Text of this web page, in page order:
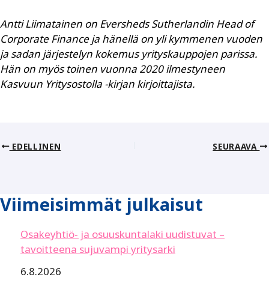
Antti Liimatainen on Eversheds Sutherlandin Head of
Corporate Finance ja hänellä on yli kymmenen vuoden
ja sadan järjestelyn kokemus yrityskauppojen parissa.
Hän on myös toinen vuonna 2020 ilmestyneen
Kasvuun Yritysostolla -kirjan kirjoittajista.
EDELLINEN SEURAAVA
Viimeisimmät julkaisut
Osakeyhtiö- ja osuuskuntalaki uudistuvat –
tavoitteena sujuvampi yritysarki
6.8.2026